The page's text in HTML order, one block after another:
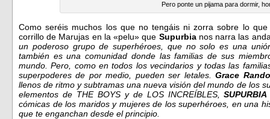
Pero ponte un pijama para dormir,
Como seréis muchos los que no tengáis ni zorra sobre lo
corrillo de Marujas en la «pelu» que Supurbia nos narra las
un poderoso grupo de superhéroes, que no solo es una
también es una comunidad donde las familias de sus
mundo. Pero, como en todos los vecindarios y todas las
superpoderes de por medio, pueden ser letales.Grace
llenos de ritmo y subtramas una nueva visión del mundo de los
elementos de THE BOYS y de LOS INCREÍBLES,SUPURBIA
cómicas de los maridos y mujeres de los superhéroes, en una
que te enganchan desde el principio.